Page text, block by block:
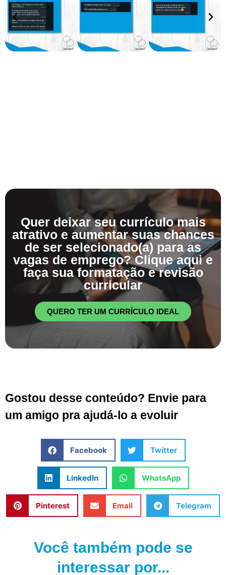
Quer deixar seu currículo mais
atrativo e aumentar suas chances
de ser selecionado(a) para as
vagas de emprego? Clique aqui e
faça sua formatação e revisão
curricular
QUERO TER UM CURRÍCULO IDEAL
Gostou desse conteúdo? Envie para
um amigo pra ajudá-lo a evoluir
Facebook Twitter
LinkedIn WhatsApp
Pinterest Email Telegram
Você também pode se
interessar por...